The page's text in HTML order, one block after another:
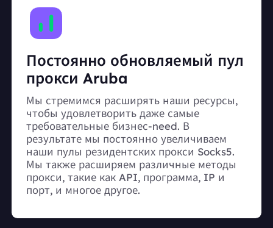
Постоянно обновляемый пул
прокси Aruba
Мы стремимся расширять наши ресурсы,
чтобы удовлетворить даже самые
требовательные бизнес-need. В
результате мы постоянно увеличиваем
наши пулы резидентских прокси Socks5.
Мы также расширяем различные методы
прокси, такие как API, программа, IP и
порт, и многое другое.